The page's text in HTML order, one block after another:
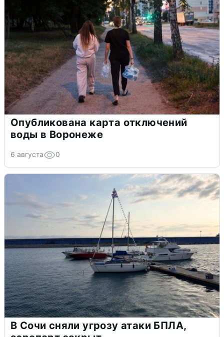
Опубликована карта отключений
воды в Воронеже
6 августа 0
В Сочи сняли угрозу атаки БПЛА,